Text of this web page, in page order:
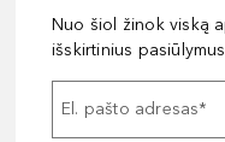
Nuo šiol žinok viską
išskirtinius pasiūlymus
El. pašto adresas*